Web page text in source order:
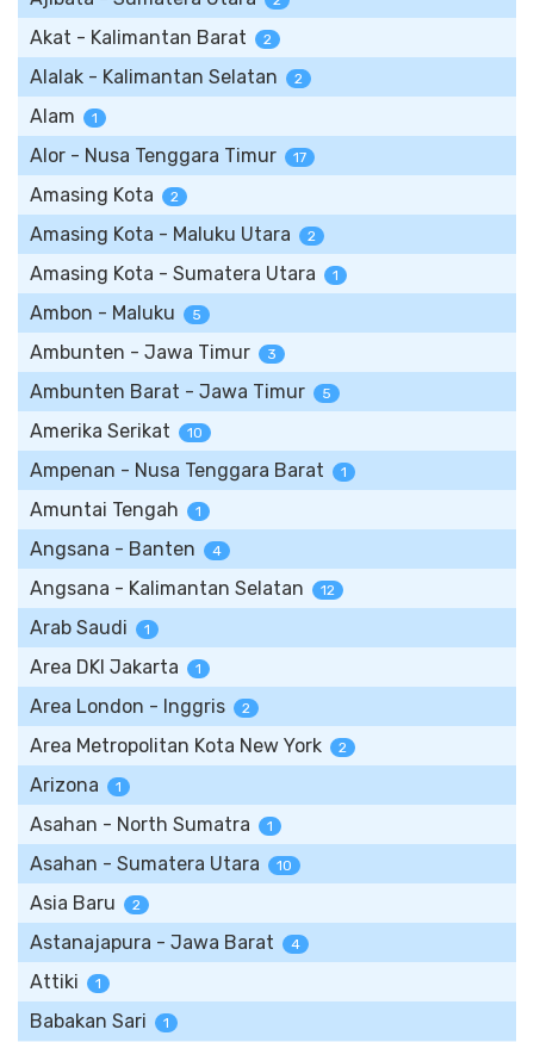
Akat - Kalimantan Barat 2
Alalak - Kalimantan Selatan 2
Alam 1
Alor - Nusa Tenggara Timur 17
Amasing Kota 2
Amasing Kota - Maluku Utara 2
Amasing Kota - Sumatera Utara 1
Ambon - Maluku 5
Ambunten - Jawa Timur 3
Ambunten Barat - Jawa Timur 5
Amerika Serikat 10
Ampenan - Nusa Tenggara Barat 1
Amuntai Tengah 1
Angsana - Banten 4
Angsana - Kalimantan Selatan 12
Arab Saudi 1
Area DKI Jakarta 1
Area London - Inggris 2
Area Metropolitan Kota New York 2
Arizona 1
Asahan - North Sumatra 1
Asahan - Sumatera Utara 10
Asia Baru 2
Astanajapura - Jawa Barat 4
Attiki 1
Babakan Sari 1